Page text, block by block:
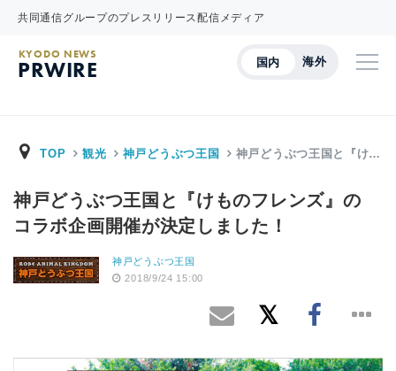
共同通信グループのプレスリリース配信メディア
国内 海外
KYODO NEWS
PRWIRE
TOP 観光 神戸どうぶつ王国 神戸どうぶつ王国と『け…
神戸どうぶつ王国と『けものフレンズ』の
コラボ企画開催が決定しました！
神戸どうぶつ王国
2018/9/24 15:00